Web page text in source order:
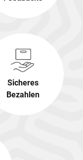
Sicheres
Bezahlen